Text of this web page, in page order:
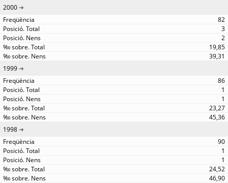
2000
82
3
2
19,85
39,31
1999
86
1
1
23,27
45,36
1998
90
1
1
24,52
46,90